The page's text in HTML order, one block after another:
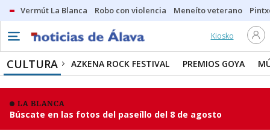
Vermút La Blanca Robo con violencia Meneíto veterano
Kiosko
CULTURA AZKENA ROCK FESTIVAL PREMIOS GOYA
LA BLANCA
Búscate en las fotos del paseíllo del 8 de agosto